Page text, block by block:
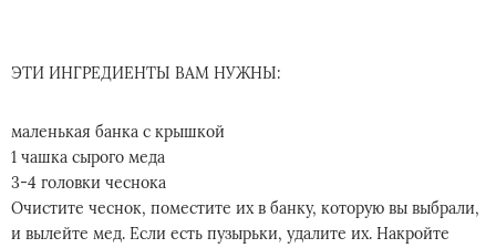
ЭТИ ИНГРЕДИЕНТЫ ВАМ НУЖНЫ:
маленькая банка с крышкой
1 чашка сырого меда
3-4 головки чеснока
Очистите чеснок, поместите их в банку, которую вы выбрали,
и вылейте мед. Если есть пузырьки, удалите их. Накройте